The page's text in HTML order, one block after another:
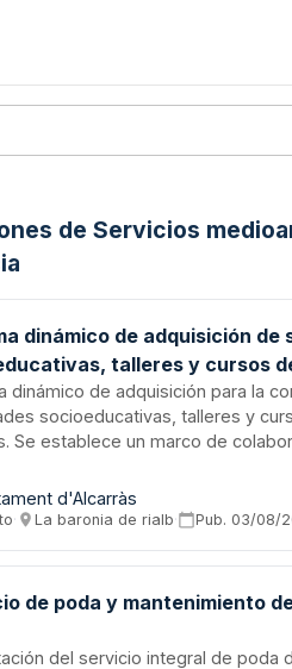
de Servicios
dinámico de adquisición
talleres y cursos
dinámico de adquisición para la
socioeducativas, talleres y
Se establece un marco de
categorías de contratación
incluyen actividades de carácter
d'Alcarràs
· La baronia de rialb· Pub. 03/08/
de poda y mantenimiento
del servicio integral de poda